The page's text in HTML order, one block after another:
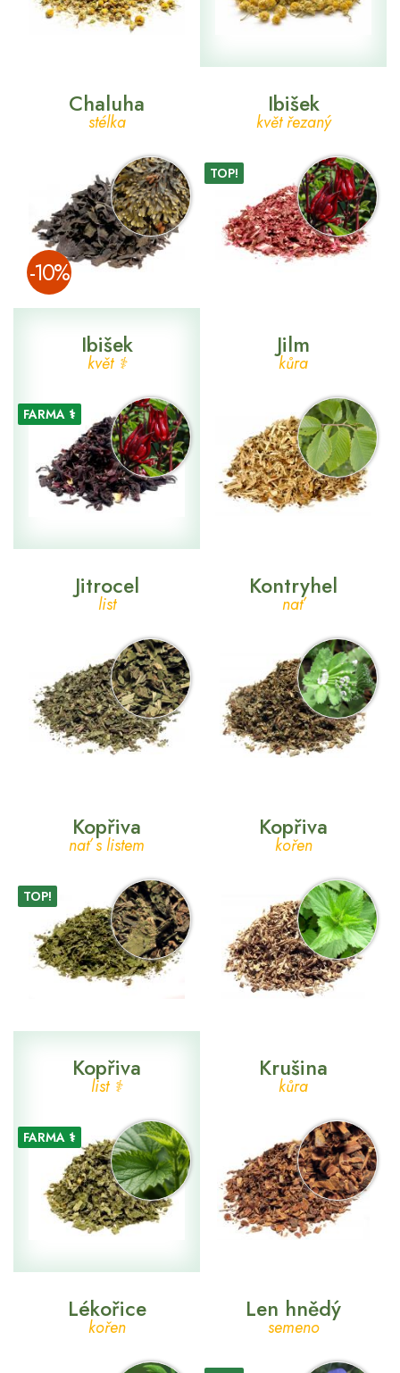
Chaluha
stélka
­-10%
Ibišek
květ řezaný
TOP!
Ibišek
květ ⚕
FARMA ⚕
Jilm
kůra
Jitrocel
list
Kontryhel
nať
Kopřiva
nať s listem
TOP!
Kopřiva
kořen
Kopřiva
list ⚕
FARMA ⚕
Krušina
kůra
Lékořice
kořen
Len hnědý
semeno